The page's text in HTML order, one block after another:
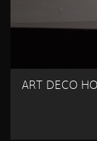
ART DECO